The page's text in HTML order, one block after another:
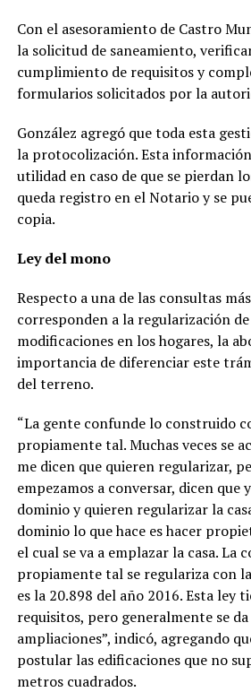
Con el asesoramiento de Castro
la solicitud de saneamiento,
cumplimiento de requisitos y
formularios solicitados por la
González agregó que toda esta
la protocolización. Esta
utilidad en caso de que se pierdan
queda registro en el Notario y se
copia.
Ley del mono
Respecto a una de las consultas
corresponden a la regularización
modificaciones en los hogares, la
importancia de diferenciar este
del terreno.
“La gente confunde lo construido
propiamente tal. Muchas veces se
me dicen que quieren regularizar,
empezamos a conversar, dicen
dominio y quieren regularizar la
dominio lo que hace es hacer
el cual se va a emplazar la casa. La
propiamente tal se regulariza con
es la 20.898 del año 2016. Esta ley
requisitos, pero generalmente se da
ampliaciones”, indicó, agregando
postular las edificaciones que no
metros cuadrados.